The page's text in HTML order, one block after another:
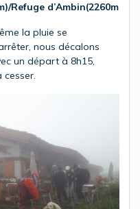
Refuge d’Ambin(2260m
la pluie se
nous décalons
un départ à 8h15,